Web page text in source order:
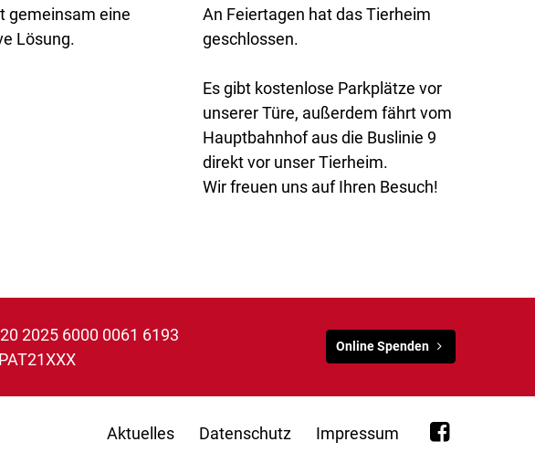
gemeinsam eine
Lösung.
An Feiertagen hat das Tierheim
geschlossen.
Es gibt kostenlose Parkplätze vor
unserer Türe, außerdem fährt vom
Hauptbahnhof aus die Buslinie 9
direkt vor unser Tierheim.
Wir freuen uns auf Ihren Besuch!
2025 6000 0061 6193
Online Spenden
Aktuelles Datenschutz Impressum